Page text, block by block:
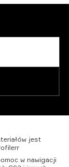
jest
w nawigacji